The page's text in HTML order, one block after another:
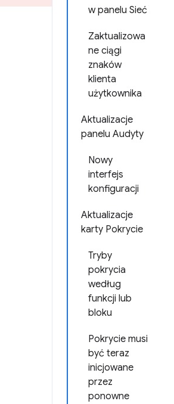
w panelu Sieć
Zaktualizowa
ne ciągi
znaków
klienta
użytkownika
Aktualizacje
panelu Audyty
Nowy
interfejs
konfiguracji
Aktualizacje
karty Pokrycie
Tryby
pokrycia
według
funkcji lub
bloku
Pokrycie musi
być teraz
inicjowane
przez
ponowne